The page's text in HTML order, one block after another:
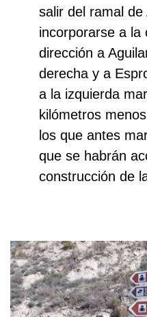
salir del ramal de
incorporarse a la
dirección a
derecha y a
a la izquierda
kilómetros
los que antes
que se habrán
construcción de
Buscar